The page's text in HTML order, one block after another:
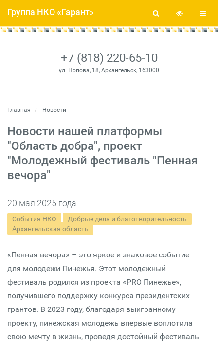
+7 (818) 220-65-10
ул. Попова, 18, Архангельск, 163000
Группа НКО «Гарант»
Главная Новости
Новости нашей платформы
"Область добра", проект
"Молодежный фестиваль "Пенная
вечора"
20 мая 2025 года
События НКО
Добрые дела и благотворительность
Архангельская область
«Пенная вечора» – это яркое и знаковое событие
для молодежи Пинежья. Этот молодежный
фестиваль родился из проекта «PRO Пинежье»,
получившего поддержку конкурса президентских
грантов. В 2023 году, благодаря выигранному
проекту, пинежская молодежь впервые воплотила
свою мечту в жизнь, проведя достойный фестиваль